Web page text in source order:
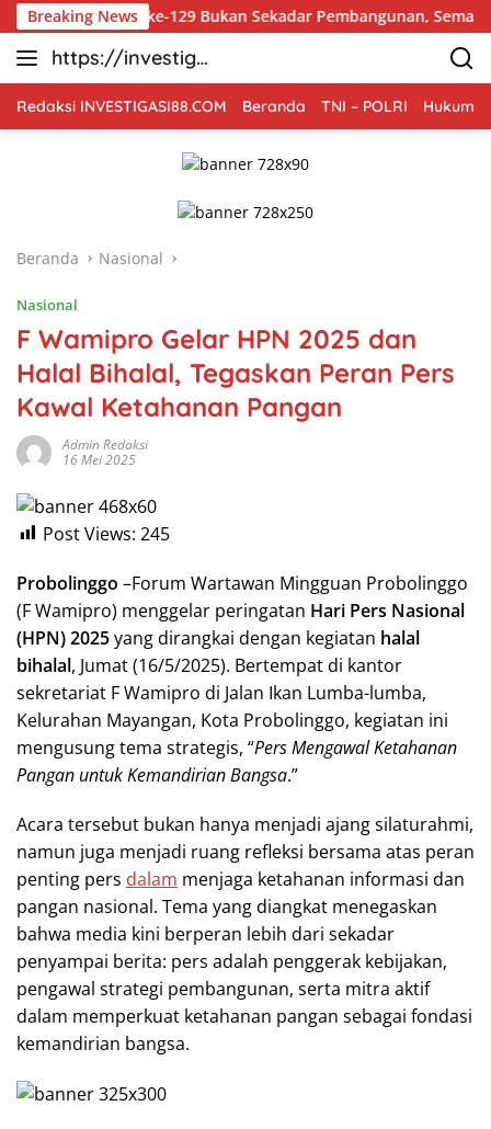
Langsung
ke
konten
Breaking News
TMMD ke-129 Bukan Sekadar Pembangunan, Semangat
https://investiga
si88.com
Redaksi INVESTIGASI88.COM Beranda TNI – POLRI Hukum
Beranda Nasional
Nasional
F Wamipro Gelar HPN 2025 dan
Halal Bihalal, Tegaskan Peran Pers
Kawal Ketahanan Pangan
Admin Redaksi
16 Mei 2025
Post Views: 245
Probolinggo –Forum Wartawan Mingguan Probolinggo
(F Wamipro) menggelar peringatan Hari Pers Nasional
(HPN) 2025yang dirangkai dengan kegiatan halal
bihalal, Jumat (16/5/2025). Bertempat di kantor
sekretariat F Wamipro di Jalan Ikan Lumba-lumba,
Kelurahan Mayangan, Kota Probolinggo, kegiatan ini
mengusung tema strategis, “Pers Mengawal Ketahanan
Pangan untuk Kemandirian Bangsa.”
Acara tersebut bukan hanya menjadi ajang silaturahmi,
namun juga menjadi ruang refleksi bersama atas peran
penting pers dalam menjaga ketahanan informasi dan
pangan nasional. Tema yang diangkat menegaskan
bahwa media kini berperan lebih dari sekadar
penyampai berita: pers adalah penggerak kebijakan,
pengawal strategi pembangunan, serta mitra aktif
dalam memperkuat ketahanan pangan sebagai fondasi
kemandirian bangsa.